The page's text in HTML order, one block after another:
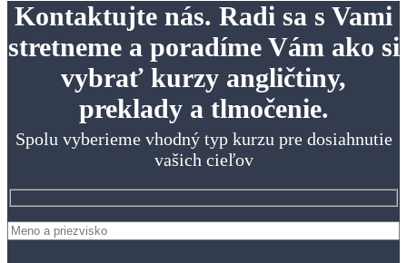
Kontaktujte nás. Radi sa s Vami
stretneme a poradíme Vám ako si
vybrať kurzy angličtiny,
preklady a tlmočenie.
Spolu vyberieme vhodný typ kurzu pre dosiahnutie
vašich cieľov